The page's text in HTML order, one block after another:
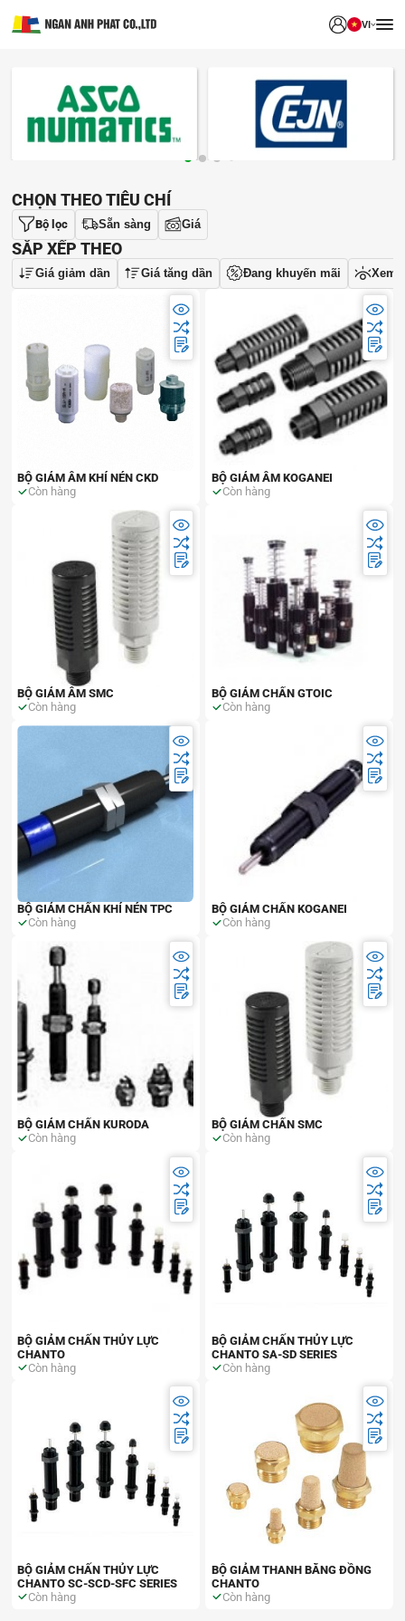
VI
THƯƠNG HIỆU
CHỌN THEO TIÊU CHÍ
Bộ lọc Sẵn sàng Giá
SẮP XẾP THEO
Giá giảm dần Giá tăng dần Đang khuyến mãi Xem
BỘ GIẢM ÂM KHÍ NÉN CKD
Còn hàng
BỘ GIẢM ÂM KOGANEI
Còn hàng
BỘ GIẢM ÂM SMC
Còn hàng
BỘ GIẢM CHẤN GTOIC
Còn hàng
BỘ GIẢM CHẤN KHÍ NÉN TPC
Còn hàng
BỘ GIẢM CHẤN KOGANEI
Còn hàng
BỘ GIẢM CHẤN KURODA
Còn hàng
BỘ GIẢM CHẤN SMC
Còn hàng
BỘ GIẢM CHẤN THỦY LỰC
CHANTO
Còn hàng
BỘ GIẢM CHẤN THỦY LỰC
CHANTO SA-SD SERIES
Còn hàng
BỘ GIẢM CHẤN THỦY LỰC
CHANTO SC-SCD-SFC SERIES
Còn hàng
BỘ GIẢM THANH BẰNG ĐỒNG
CHANTO
Còn hàng